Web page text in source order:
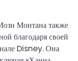
Монтана также
благодаря своей
Disney. Она